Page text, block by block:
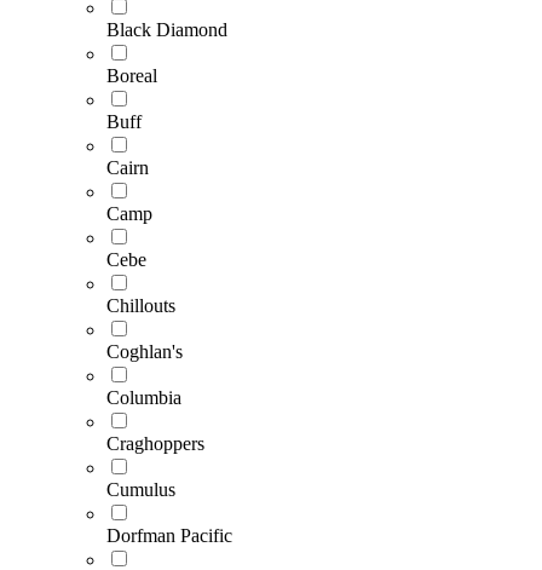
Black Diamond
Boreal
Buff
Cairn
Camp
Cebe
Chillouts
Coghlan's
Columbia
Craghoppers
Cumulus
Dorfman Pacific